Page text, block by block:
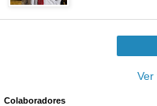
Ver
Colaboradores